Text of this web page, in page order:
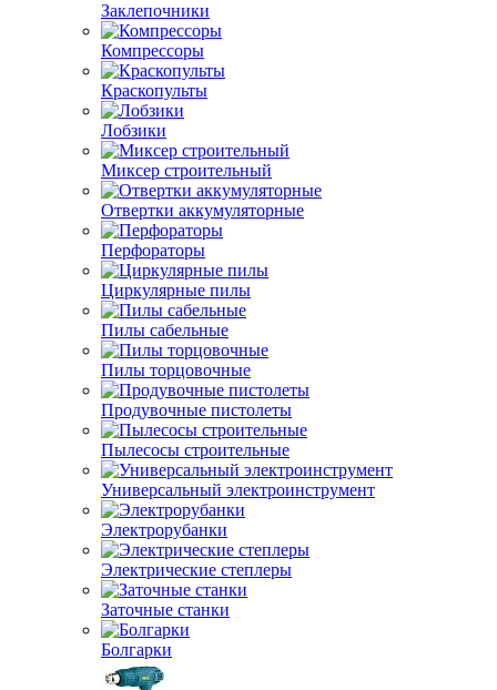
Заклепочники
Компрессоры
Краскопульты
Лобзики
Миксер строительный
Отвертки аккумуляторные
Перфораторы
Циркулярные пилы
Пилы сабельные
Пилы торцовочные
Продувочные пистолеты
Пылесосы строительные
Универсальный электроинструмент
Электрорубанки
Электрические степлеры
Заточные станки
Болгарки